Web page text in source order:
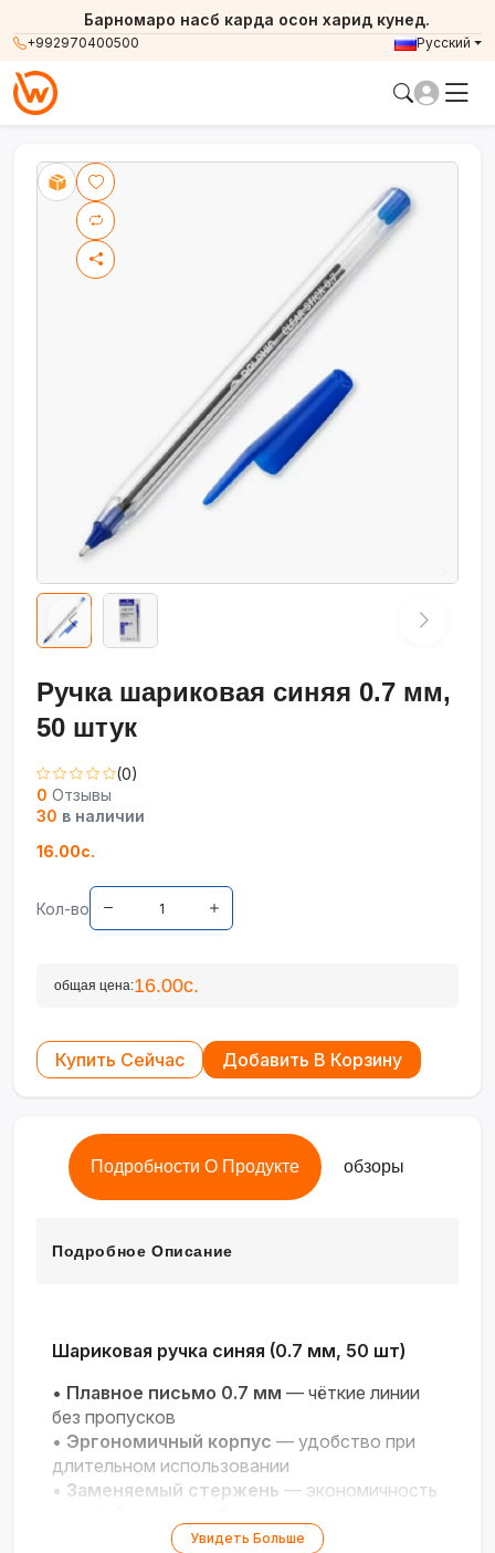
+992970400500
Барномаро насб карда осон харид кунед.
Русский
Ручка шариковая синяя 0.7 мм,
50 штук
(0)
0 Отзывы
30 в наличии
16.00с.
Кол-во
общая цена:16.00с.
Купить Сейчас Добавить В Корзину
Подробности О Продукте обзоры
Подробное Описание
Шариковая ручка синяя (0.7 мм, 50 шт)
• Плавное письмо 0.7 мм — чёткие линии
без пропусков
• Эргономичный корпус — удобство при
длительном использовании
• Заменяемый стержень — экономичность
Универсальность— для учёбы, офиса и
Увидеть Больше